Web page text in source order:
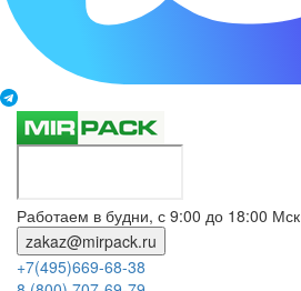
Работаем в будни, с 9:00 до 18:00 Мск
zakaz@mirpack.ru
+7(495)669-68-38